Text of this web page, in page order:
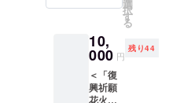
し上げ
ます。
スタオ
ルサイ
です
選
択
す
る
10,
000 円
残り44
＜「復
興祈願